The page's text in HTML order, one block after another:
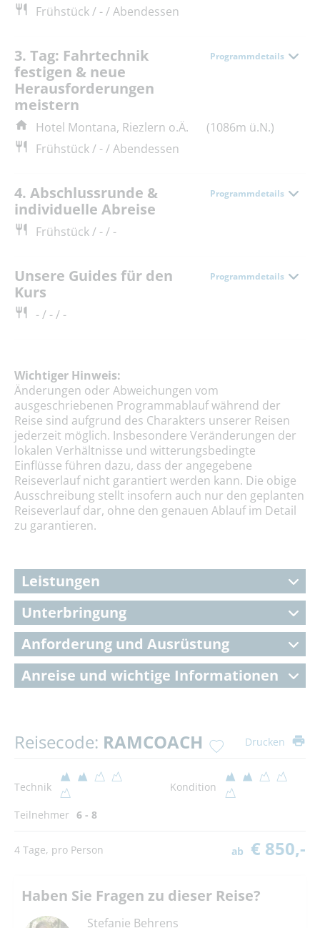
Frühstück / - / Abendessen
3. Tag: Fahrtechnik
festigen & neue
Herausforderungen
meistern
Programmdetails
Hotel Montana, Riezlern o.Ä.
(1086m ü.N.)
Frühstück / - / Abendessen
4. Abschlussrunde &
individuelle Abreise
Programmdetails
Frühstück / - / -
Unsere Guides für den
Kurs
Programmdetails
- / - / -
Wichtiger Hinweis:
Änderungen oder Abweichungen vom
ausgeschriebenen Programmablauf während der
Reise sind aufgrund des Charakters unserer Reisen
jederzeit möglich. Insbesondere Veränderungen der
lokalen Verhältnisse und witterungsbedingte
Einflüsse führen dazu, dass der angegebene
Reiseverlauf nicht garantiert werden kann. Die obige
Ausschreibung stellt insofern auch nur den geplanten
Reiseverlauf dar, ohne den genauen Ablauf im Detail
zu garantieren.
Leistungen
Unterbringung
Anforderung und Ausrüstung
Anreise und wichtige Informationen
Reisecode: RAMCOACH Drucken
Technik Kondition
Teilnehmer 6 - 8
4 Tage, pro Person ab € 850,-
Haben Sie Fragen zu dieser Reise?
Stefanie Behrens